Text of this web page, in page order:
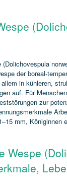
(Dolichovespula
der
in kühleren,
auf. Für
zur
mm, Königinnen
Wespe